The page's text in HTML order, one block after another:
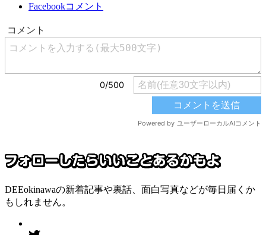
Facebookコメント
DEEokinawaの新着記事や裏話、面白写真などが毎日届くか
もしれません。